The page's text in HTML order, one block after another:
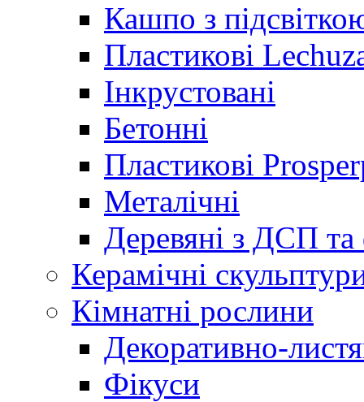
Кашпо з
Пластикові
Інкрустовані
Бетонні
Пластикові
Металічні
Деревяні з ДСП
Керамічні
Кімнатні рослини
Декоративно-
Фікуси